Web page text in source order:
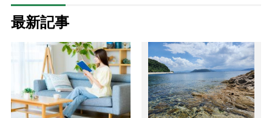
最新記事